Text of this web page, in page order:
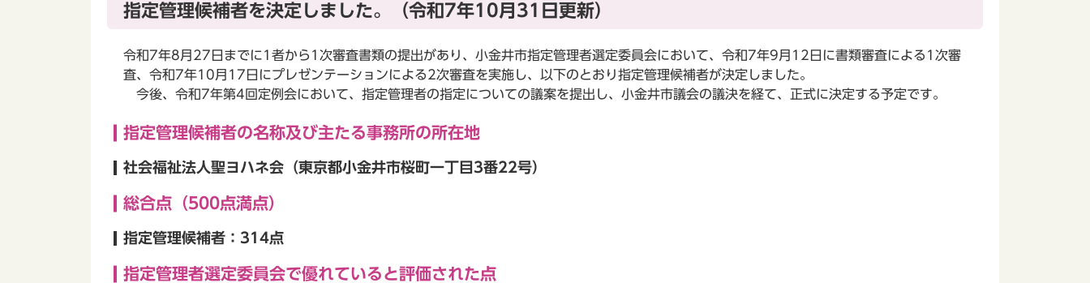
指定管理候補者を決定しました。（令和7年10月31日更新）
令和7年8月27日までに1者から1次審査書類の提出があり、小金井市指定管理者選定委員会において、令和7年9月12日に書類審査による1次審
査、令和7年10月17日にプレゼンテーションによる2次審査を実施し、以下のとおり指定管理候補者が決定しました。
今後、令和7年第4回定例会において、指定管理者の指定についての議案を提出し、小金井市議会の議決を経て、正式に決定する予定です。
指定管理候補者の名称及び主たる事務所の所在地
社会福祉法人聖ヨハネ会（東京都小金井市桜町一丁目3番22号）
総合点（500点満点）
指定管理候補者：314点
指定管理者選定委員会で優れていると評価された点